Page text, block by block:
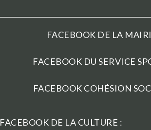
FACEBOOK DE LA
FACEBOOK DU SERVICE
FACEBOOK COHÉSION
FACEBOOK DE LA CULTURE :